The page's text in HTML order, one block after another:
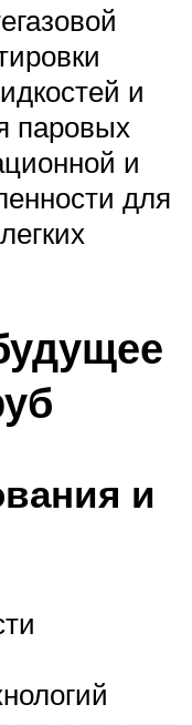
и
паровых
и
для
и